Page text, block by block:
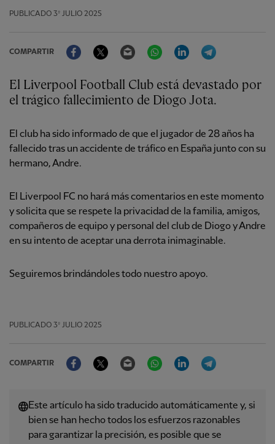
PUBLICADO 3º JULIO 2025
COMPARTIR
FacebookTwitter Email WhatsAppLinkedIn
El Liverpool Football Club está devastado por
el trágico fallecimiento de Diogo Jota.
El club ha sido informado de que el jugador de 28 años ha
fallecido tras un accidente de tráfico en España junto con su
hermano, Andre.
El Liverpool FC no hará más comentarios en este momento
y solicita que se respete la privacidad de la familia, amigos,
compañeros de equipo y personal del club de Diogo y Andre
en su intento de aceptar una derrota inimaginable.
Seguiremos brindándoles todo nuestro apoyo.
PUBLICADO 3º JULIO 2025
COMPARTIR
FacebookTwitter Email WhatsAppLinkedIn
Este artículo ha sido traducido automáticamente y, si
bien se han hecho todos los esfuerzos razonables
para garantizar la precisión, es posible que se